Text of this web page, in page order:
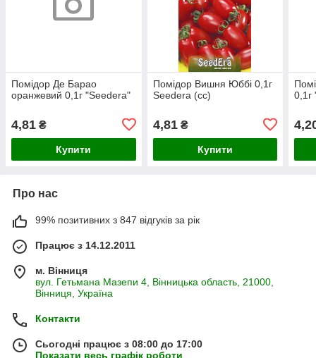
Помідор Де Барао
оранжевий 0,1г "Seedera"
4,81 ₴
Купити
Помідор Вишня Юббі 0,1г
Seedera (сс)
4,81₴
Купити
0,1г
Про нас
99% позитивних з 847 відгуків за рік
Працює з 14.12.2011
м. Вінниця
вул. Гетьмана Мазепи 4, Вінницька область, 21000,
Вінниця, Україна
Контакти
Сьогодні працює з 08:00 до 17:00
Показати весь графік роботи